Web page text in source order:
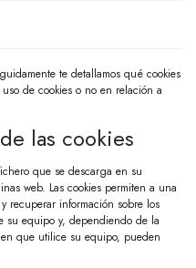
te detallamos qué cookies
de cookies o no en relación a
las cookies
que se descarga en su
web. Las cookies permiten a una
recuperar información sobre los
su equipo y, dependiendo de la
que utilice su equipo, pueden